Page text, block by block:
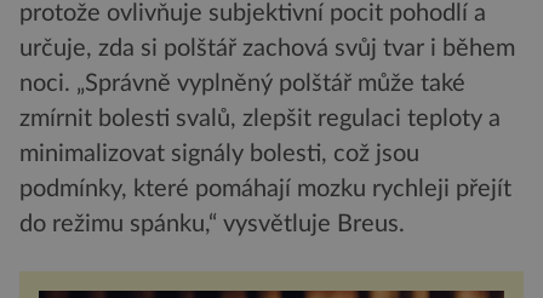
protože ovlivňuje subjektivní pocit pohodlí a
určuje, zda si polštář zachová svůj tvar i během
noci. „Správně vyplněný polštář může také
zmírnit bolesti svalů, zlepšit regulaci teploty a
minimalizovat signály bolesti, což jsou
podmínky, které pomáhají mozku rychleji přejít
do režimu spánku,“ vysvětluje Breus.